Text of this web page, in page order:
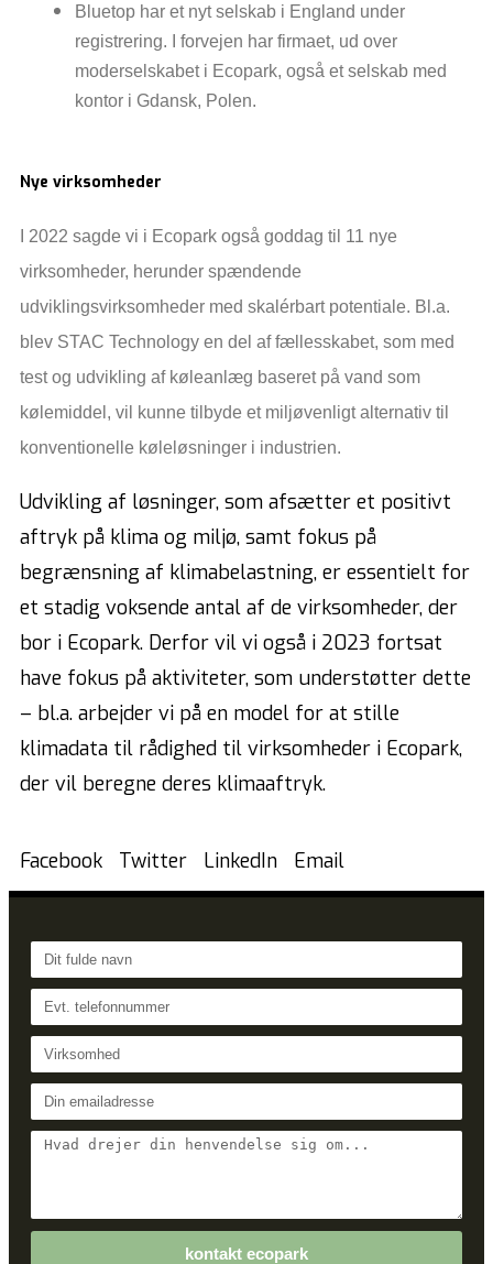
Bluetop har et nyt selskab i England under
registrering. I forvejen har firmaet, ud over
moderselskabet i Ecopark, også et selskab med
kontor i Gdansk, Polen.
Nye virksomheder
I 2022 sagde vi i Ecopark også goddag til 11 nye
virksomheder, herunder spændende
udviklingsvirksomheder med skalérbart potentiale. Bl.a.
blev STAC Technology en del af fællesskabet, som med
test og udvikling af køleanlæg baseret på vand som
kølemiddel, vil kunne tilbyde et miljøvenligt alternativ til
konventionelle køleløsninger i industrien.
Udvikling af løsninger, som afsætter et positivt
aftryk på klima og miljø, samt fokus på
begrænsning af klimabelastning, er essentielt for
et stadig voksende antal af de virksomheder, der
bor i Ecopark. Derfor vil vi også i 2023 fortsat
have fokus på aktiviteter, som understøtter dette
– bl.a. arbejder vi på en model for at stille
klimadata til rådighed til virksomheder i Ecopark,
der vil beregne deres klimaaftryk.
Facebook Twitter LinkedIn Email
kontakt ecopark